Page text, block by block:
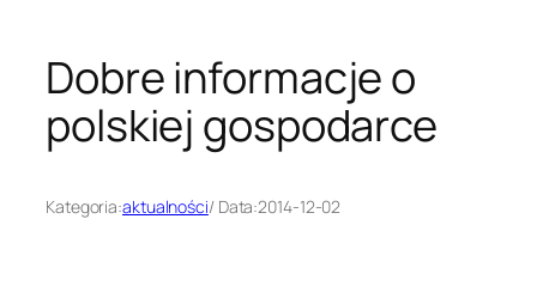
Dobre informacje o
polskiej gospodarce
Kategoria:aktualności/ Data:2014-12-02